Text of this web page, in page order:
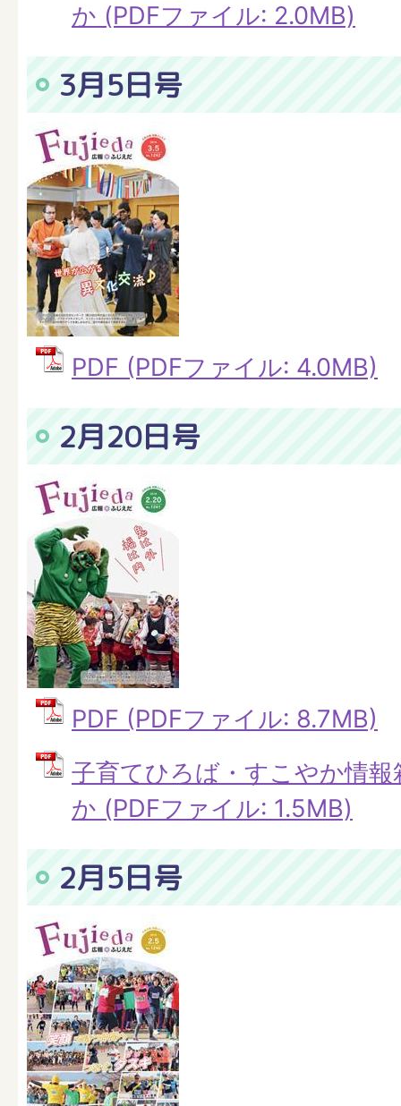
か (PDFファイル: 2.0MB)
3月5日号
PDF (PDFファイル: 4.0MB)
2月20日号
PDF (PDFファイル: 8.7MB)
子育てひろば・すこやか情報
か (PDFファイル: 1.5MB)
2月5日号